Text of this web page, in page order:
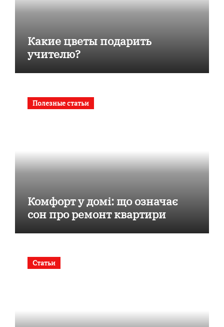
Какие цветы подарить
учителю?
Полезные статьи
Комфорт у домі: що означає
сон про ремонт квартири
Статьи